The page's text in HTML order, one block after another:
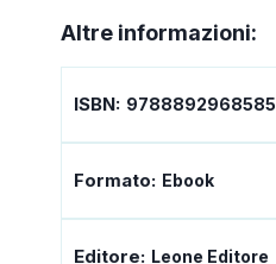
Altre informazioni:
ISBN: 9788892968585
Formato: Ebook
Editore: Leone Editore